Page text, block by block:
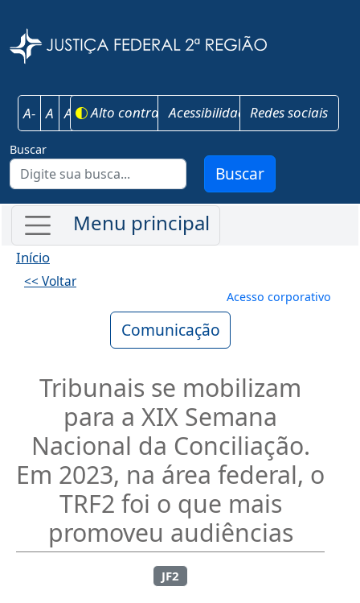
A- A A+ Alto contrasteAcessibilidadeRedes sociais
Buscar
Buscar
Início
<< Voltar
Menu de
Acesso corporativo
Comunicação
Tribunais se mobilizam
para a XIX Semana
Nacional da Conciliação.
Em 2023, na área federal, o
TRF2 foi o que mais
promoveu audiências
JF2